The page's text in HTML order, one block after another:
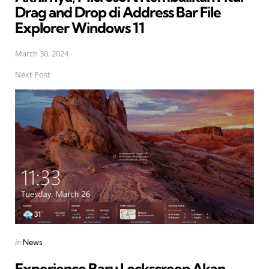
Drag and Drop di Address Bar File
Explorer Windows 11
March 30, 2024
Next Post
Posted
in News